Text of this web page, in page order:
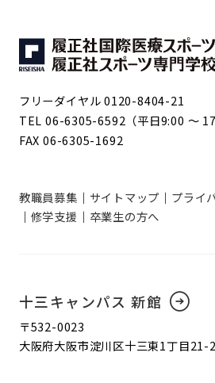
フリーダイヤル 0120-8404-21
TEL 06-6305-6592（平日9:00 ～
FAX 06-6305-1692
教職員募集 サイトマップ プライ
修学支援
卒業生の方へ
十三キャンパス 新館
〒532-0023
大阪府大阪市淀川区十三東1丁目21-